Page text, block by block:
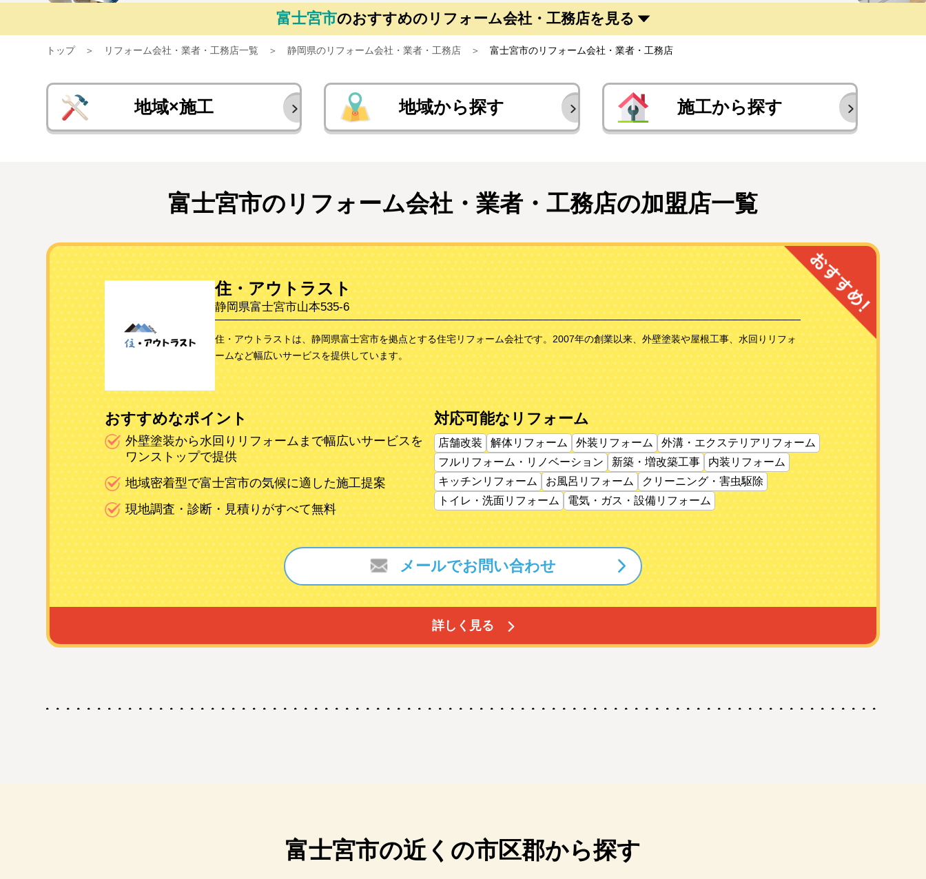
富士宮市のおすすめのリフォーム会社・工務店を見る
トップ リフォーム会社・業者・工務店一覧 静岡県のリフォーム会社・業者・工務店 富士宮市のリフォーム会社・業者・工務店
地域×施工 地域から探す 施工から探す
富士宮市のリフォーム会社・業者・ 工務店の加盟店一覧
住・アウトラスト
静岡県富士宮市山本535-6
住・アウトラストは、静岡県富士宮市を拠点とする住宅リフォーム会社です。2007年の創業以来、外壁塗装や屋根工事、水回りリフォ
ームなど幅広いサービスを提供しています。
おすすめなポイント
外壁塗装から水回りリフォームまで幅広いサービスを
ワンストップで提供
地域密着型で富士宮市の気候に適した施工提案
現地調査・診断・見積りがすべて無料
対応可能なリフォーム
店舗改装 解体リフォーム 外装リフォーム
外溝・エクステリアリフォーム
フルリフォーム・リノベーション
新築・増改築工事
内装リフォーム
キッチンリフォーム
お風呂リフォーム
クリーニング・害虫駆除
トイレ・洗面リフォーム
電気・ガス・設備リフォーム
詳しく見る
メールでお問い合わせ
富士宮市の近くの市区郡から探す